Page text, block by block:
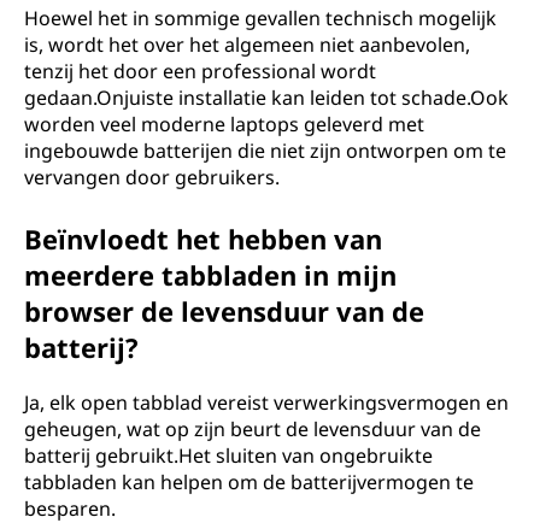
Hoewel het in sommige gevallen technisch mogelijk
is, wordt het over het algemeen niet aanbevolen,
tenzij het door een professional wordt
gedaan.Onjuiste installatie kan leiden tot schade.Ook
worden veel moderne laptops geleverd met
ingebouwde batterijen die niet zijn ontworpen om te
vervangen door gebruikers.
Beïnvloedt het hebben van
meerdere tabbladen in mijn
browser de levensduur van de
batterij?
Ja, elk open tabblad vereist verwerkingsvermogen en
geheugen, wat op zijn beurt de levensduur van de
batterij gebruikt.Het sluiten van ongebruikte
tabbladen kan helpen om de batterijvermogen te
besparen.